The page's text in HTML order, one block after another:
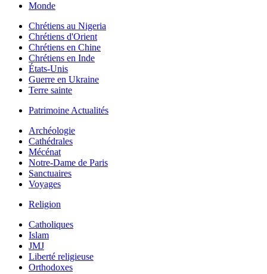
Monde
Chrétiens au Nigeria
Chrétiens d'Orient
Chrétiens en Chine
Chrétiens en Inde
États-Unis
Guerre en Ukraine
Terre sainte
Patrimoine Actualités
Archéologie
Cathédrales
Mécénat
Notre-Dame de Paris
Sanctuaires
Voyages
Religion
Catholiques
Islam
JMJ
Liberté religieuse
Orthodoxes